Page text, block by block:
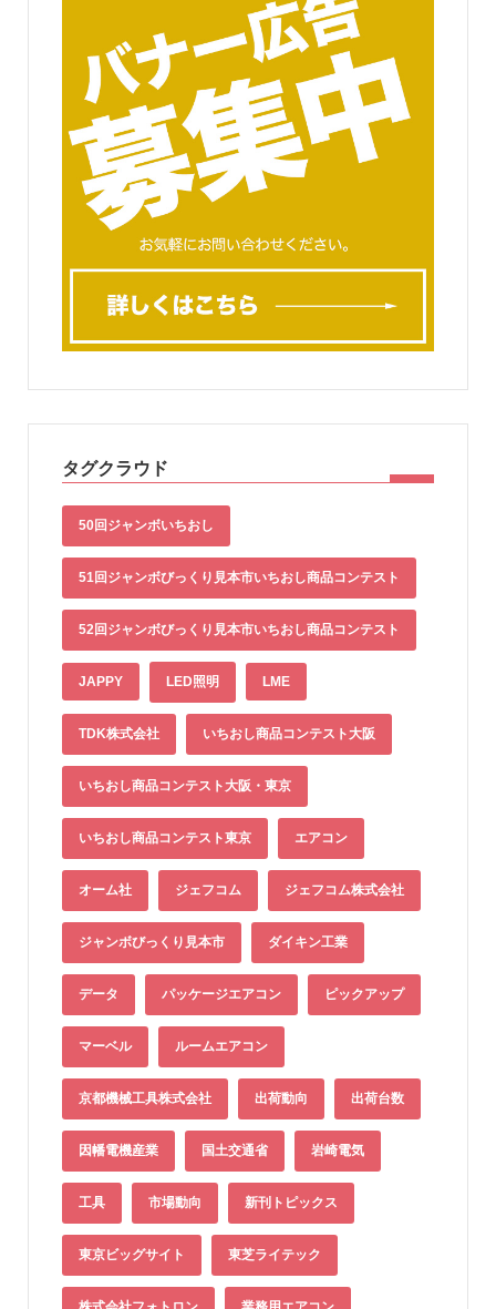
タグクラウド
50回ジャンボいちおし
51回ジャンボびっくり見本市いちおし商品コンテスト
52回ジャンボびっくり見本市いちおし商品コンテスト
JAPPY LED照明 LME
TDK株式会社 いちおし商品コンテスト大阪
いちおし商品コンテスト大阪・東京
いちおし商品コンテスト東京 エアコン
オーム社 ジェフコム ジェフコム株式会社
ジャンボびっくり見本市 ダイキン工業
データ パッケージエアコン ピックアップ
マーベル ルームエアコン
京都機械工具株式会社 出荷動向 出荷台数
因幡電機産業 国土交通省 岩崎電気
工具 市場動向 新刊トピックス
東京ビッグサイト 東芝ライテック